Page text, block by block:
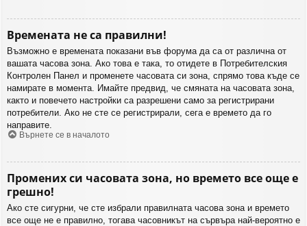
Времената не са правилни!
Възможно е времената показани във форума да са от различна от
вашата часова зона. Ако това е така, то отидете в Потребителския
Контролен Панел и променете часовата си зона, спрямо това къде се
намирате в момента. Имайте предвид, че смяната на часовата зона,
както и повечето настройки са разрешени само за регистрирани
потребители. Ако не сте се регистрирали, сега е времето да го
направите.
Върнете се в началото
Промених си часовата зона, но времето все още е
грешно!
Ако сте сигурни, че сте избрали правилната часова зона и времето
все още не е правилно, тогава часовникът на сървъра най-вероятно е